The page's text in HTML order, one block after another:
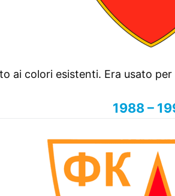
ai colori esistenti. Era usato
1988 –